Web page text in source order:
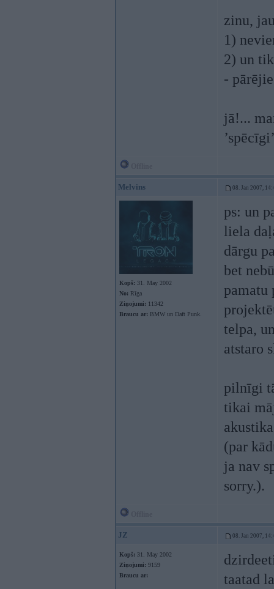
zinu,
1)
2) un
-
jā!...
Melvins 08. Jan 2007,
Kopš: 31. May 2002
No: Rīga
Ziņojumi: 11342
Braucu ar: BMW un Daft Punk.
ps: un
liela
dārgu
bet
pamatu
telpa,
atstaro
pilnīgi
tikai
(par
ja nav
sorry.).
JZ 08. Jan 2007,
Kopš: 31. May 2002
Ziņojumi: 9159
Braucu ar:
taatad